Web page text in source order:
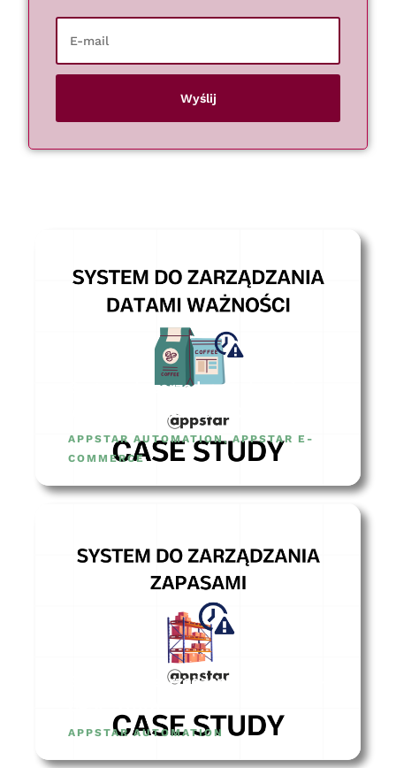
Wyślij
System do zarządzania datami
ważności – CASE STUDY
APPSTAR AUTOMATION,APPSTAR E-
COMMERCE
System do zarządzania zapasami –
APPSTAR AUTOMATION